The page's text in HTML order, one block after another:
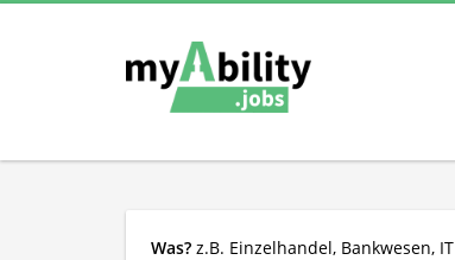
Was? z.B. Einzelhandel, Bankwesen, IT